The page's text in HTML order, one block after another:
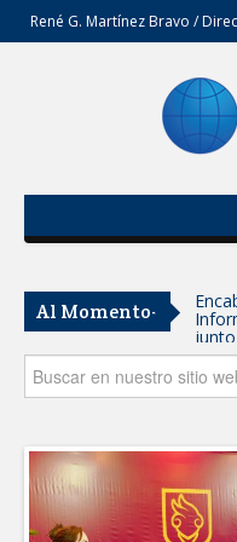
René G. Martínez Bravo /
Al Momento-
SE
DE